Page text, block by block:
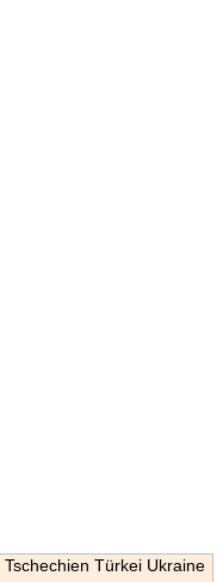
Tschechien Türkei Ukraine